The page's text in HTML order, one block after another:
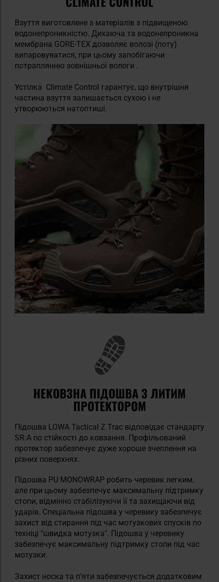
Взуття виготовлене з матеріалів з підвищеною
водонепроникністю. Дихаюча та водонепроникна
мембрана GORE-TEX дозволяє волозі (поту)
випаровуватися, при цьому запобігаючи
потраплянню зовнішньої вологи .
Устілка Climate Control гарантує, що внутрішня
частина взуття залишається сухою і не
утворюються натоптиші.
НЕКОВЗНА ПІДОШВА З ЛИТИМ
ПРОТЕКТОРОМ
Підошва LOWA Tactical Z Trac відповідає стандарту
SR:A по стійкості до ковзання. Профільований
протектор забезпечує дуже хороше зчеплення на
різних поверхнях.
Підошва PU MONOWRAP робить черевик легким,
але при цьому забезпечує максимальну підтримку
стопи, відмінно стабілізуючи її та захищаючи від
ударів. Спеціальна підошва у черевику забезпечує
захист від стирання під час мотузкових спусків по
техніці "швидка мотузка". Підошва у черевику
забезпечує максимальну підтримку стопи під час
мотузки.
Захист носка та п'яти забезпечується додатковим